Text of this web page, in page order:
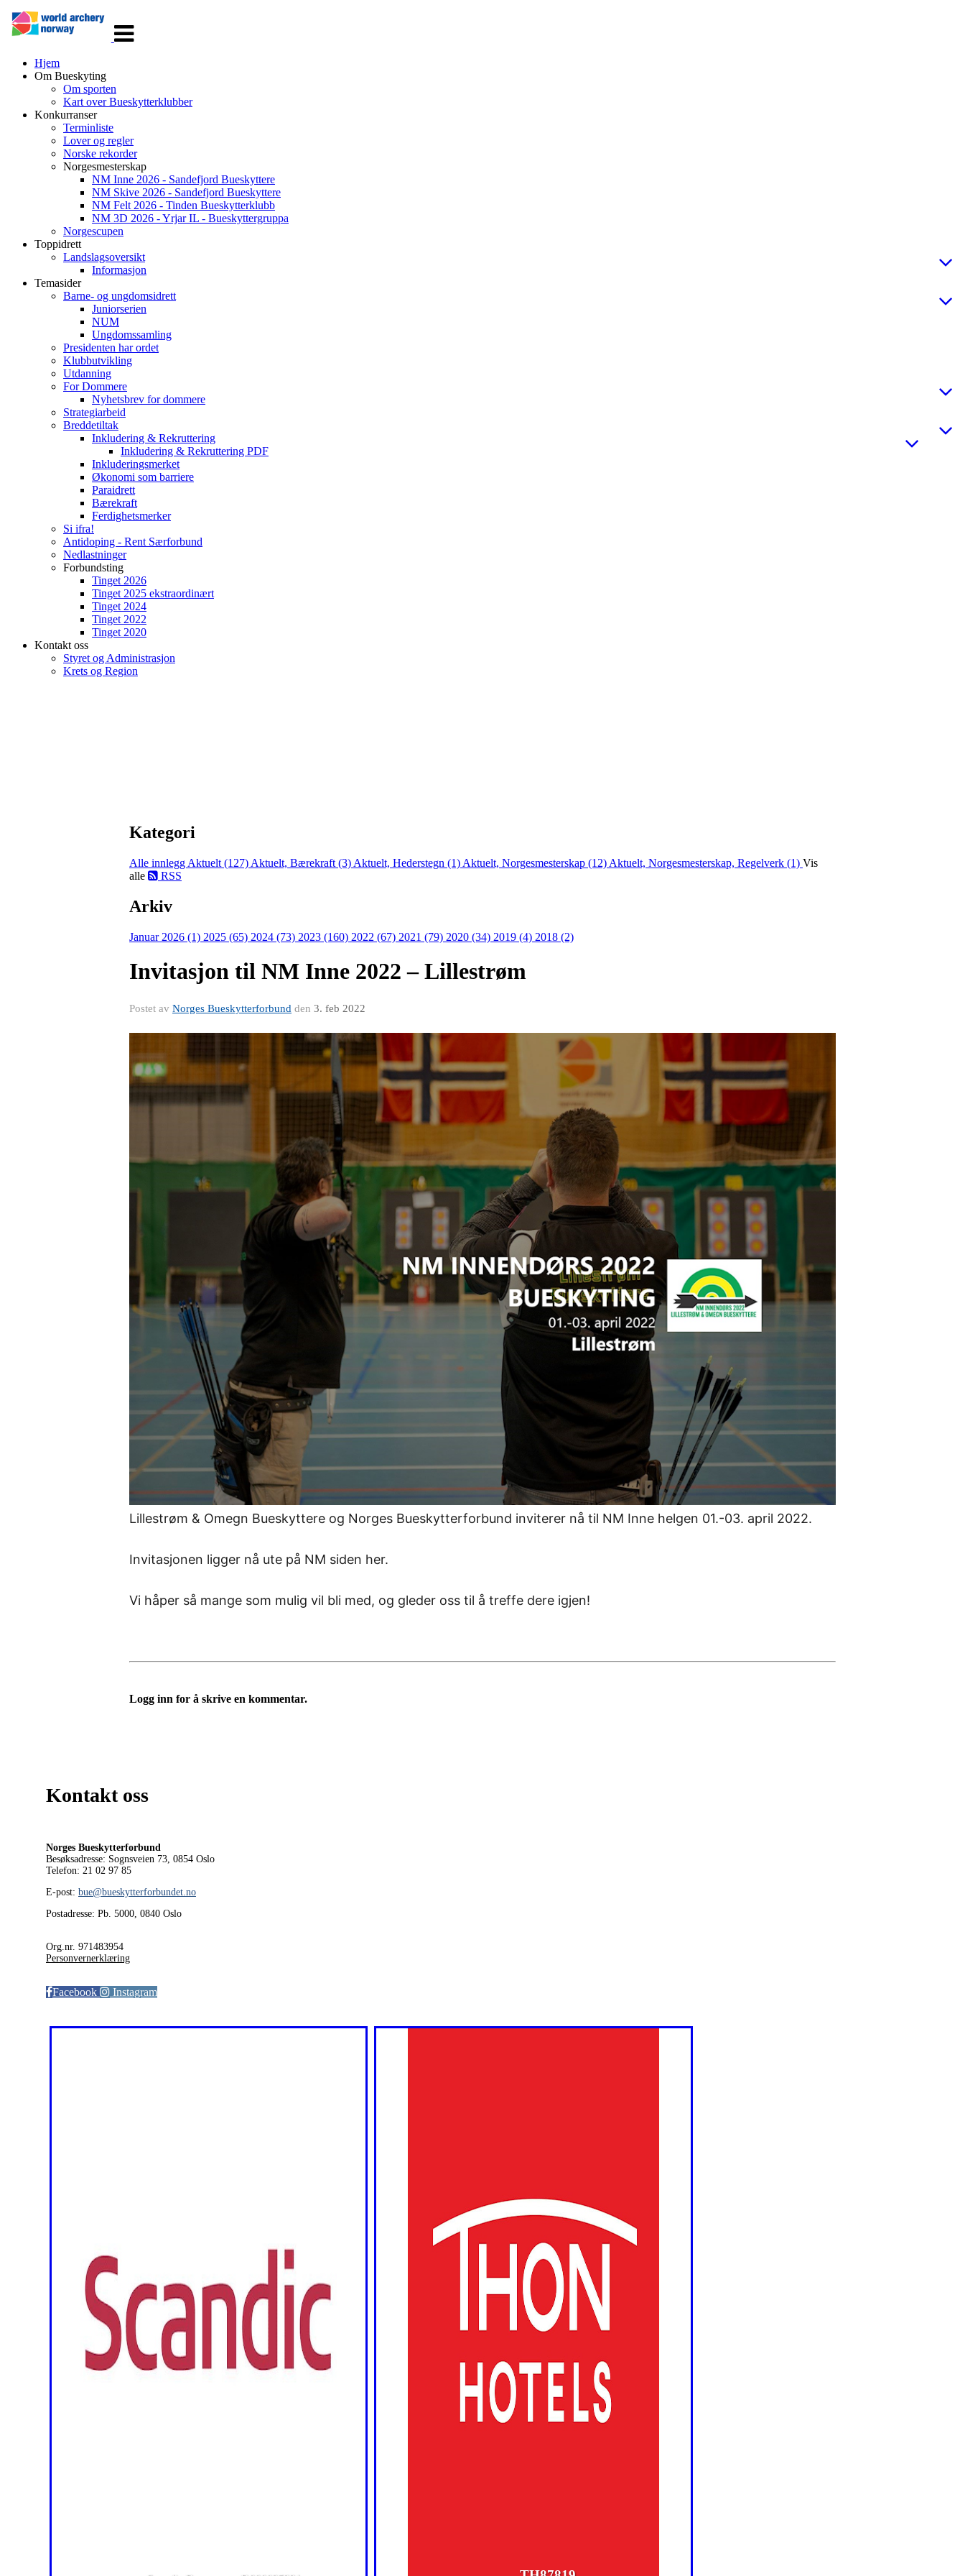
navigasjon
Hjem
Om Bueskyting
Om sporten
Kart over Bueskytterklubber
Konkurranser
Terminliste
Lover og regler
Norske rekorder
Norgesmesterskap
NM Inne 2026 - Sandefjord Bueskyttere
NM Skive 2026 - Sandefjord Bueskyttere
NM Felt 2026 - Tinden Bueskytterklubb
NM 3D 2026 - Yrjar IL - Bueskyttergruppa
Norgescupen
Toppidrett
Landslagsoversikt
Informasjon
Temasider
Barne- og ungdomsidrett
Juniorserien
NUM
Ungdomssamling
Presidenten har ordet
Klubbutvikling
Utdanning
For Dommere
Nyhetsbrev for dommere
Strategiarbeid
Breddetiltak
Inkludering & Rekruttering
Inkludering & Rekruttering PDF
Inkluderingsmerket
Økonomi som barriere
Paraidrett
Bærekraft
Ferdighetsmerker
Si ifra!
Antidoping - Rent Særforbund
Nedlastninger
Forbundsting
Tinget 2026
Tinget 2025 ekstraordinært
Tinget 2024
Tinget 2022
Tinget 2020
Kontakt oss
Styret og Administrasjon
Krets og Region
Kategori
Alle innlegg Aktuelt (127) Aktuelt, Bærekraft (3) Aktuelt, Hederstegn (1) Aktuelt, Norgesmesterskap (12) Aktuelt, Norgesmesterskap, Regelverk (1) Vis
alle
RSS
Arkiv
Januar 2026 (1) 2025 (65) 2024 (73) 2023 (160) 2022 (67) 2021 (79) 2020 (34) 2019 (4) 2018 (2)
Invitasjon til NM Inne 2022 – Lillestrøm
Postet av Norges Bueskytterforbund den 3. feb 2022
Lillestrøm & Omegn Bueskyttere og Norges Bueskytterforbund inviterer nå til NM Inne helgen 01.-03. april 2022.
Invitasjonen ligger nå ute på NM siden her.
Vi håper så mange som mulig vil bli med, og gleder oss til å treffe dere igjen!
Logg inn for å skrive en kommentar.
Kontakt oss
Norges Bueskytterforbund
Besøksadresse: Sognsveien 73, 0854 Oslo
Telefon: 21 02 97 85
E-post: bue@bueskytterforbundet.no
Postadresse: Pb. 5000, 0840 Oslo
Org.nr. 971483954
Personvernerklæring
Facebook Instagram